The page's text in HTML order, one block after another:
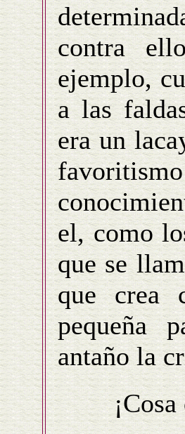
contra
ejemplo,
a las
era un
el, como
que se
que crea
pequeña
antaño la
¡Cosa